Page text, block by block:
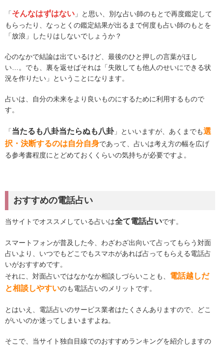
「そんなはずはない 」と思い、別な占い師のもとで再度鑑定して
もらったり、なっとくの鑑定結果が出るまで何度も占い師のもとを
「放浪」したりはしないでしょうか？
心のなかで結論は出ているけど、最後のひと押しの言葉がほし
い…。でも、裏を返せばそれは「失敗しても他人のせいにできる状
況を作りたい」ということになります。
占いは、自分の未来をより良いものにするために利用するもので
す。
「当たるも八卦当たらぬも八卦」といいますが、あくまでも選
択・決断するのは自分自身であって、占いは考え方の幅を広げ
る参考書程度にとどめておくくらいの気持ちが必要ですよ。
おすすめの電話占い
当サイトでオススメしている占いは全て電話占いです。
スマートフォンが普及した今、わざわざ出向いて占ってもらう対面
占いより、いつでもどこでもスマホがあれば占ってもらえる電話占
いがおすすめです。
それに、対面占いではなかなか相談しづらいことも、 電話越しだ
と相談しやすいのも電話占いのメリットです。
とはいえ、電話占いのサービス業者はたくさんありますので、どこ
がいいのか迷ってしまいますよね。
そこで、当サイト独自目線でのおすすめランキングを紹介しますの